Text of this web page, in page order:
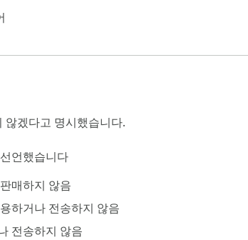
않겠다고 명시했습니다.
언했습니다
매하지 않음
하거나 전송하지 않음
전송하지 않음